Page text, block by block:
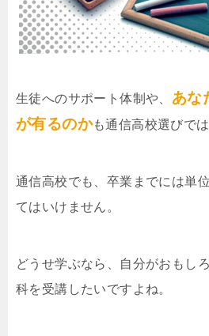
生徒へのサポート体制や、 あな
が有るのかも通信高校選びで
通信高校でも、卒業までには単
てはいけません。
どうせ学ぶなら、自分がおもし
科を受講したいですよね。